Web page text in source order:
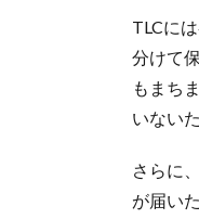
TLCに
分けて
もまち
いない
さらに
が届い